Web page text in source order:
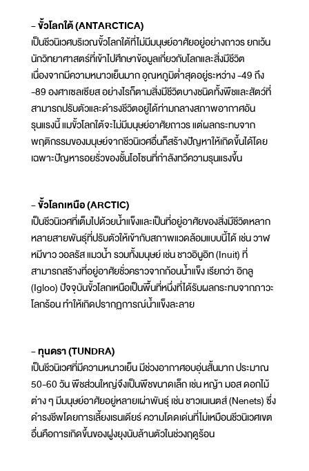
- ขั้วโลกใต้ (ANTARCTICA)
เป็นชีวนิเวศบริเวณขั้วโลกใต้ที่ไม่มีมนุษย์อาศัยอยู่อย่างถาวร ยกเว้น
นักวิทยาศาสตร์ที่เข้าไปศึกษาข้อมูลเกี่ยวกับโลกและสิ่งมีชีวิต
เนื่องจากมีความหนาวเย็นมาก อุณหภูมิต่ำสุดอยู่ระหว่าง -49 ถึง
-89 องศาเซลเซียส อย่างไรก็ตามสิ่งมีชีวิตบางชนิดทั้งพืชและสัตว์ที่
สามารถปรับตัวและดำรงชีวิตอยู่ได้ท่ามกลางสภาพอากาศอัน
รุนแรงนี้ แมขั้วโลกใต้จะไม่มีมนุษย์อาศัยถาวร แต่ผลกระทบจาก
พฤติกรรมของมนุษย์จากชีวนิเวศอื่นก็สร้างปัญหาให้เกิดขึ้นได้โดย
เฉพาะปัญหารอยรั่วของชั้นโอโซนที่กำลังทวีความรุนแรงขึ้น
- ขั้วโลกเหนือ (ARCTIC)
เป็นชีวนิเวศที่เต็มไปด้วยน้ำแข็งและเป็นที่อยู่อาศัยของสิ่งมีชีวิตหลาก
หลายสายพันธุ์ที่ปรับตัวให้เข้ากับสภาพแวดล้อมแบบนี้ได้ เช่น วาฬ
หมีขาว วอลรัส แมวน้ำ รวมทั้งมนุษย์ เช่น ชาวอินูอิท (Inuit) ที่
สามารถสร้างที่อยู่อาศัยชั่วคราวจากก้อนน้ำแข็ง เรียกว่า อิกลู
(Igloo) ปัจจุบันขั้วโลกเหนือเป็นพื้นที่หนึ่งที่ได้รับผลกระทบจากภาวะ
โลกร้อน ทำให้เกิดปรากฏการณ์น้ำแข็งละลาย
- ทุนดรา (TUNDRA)
เป็นชีวนิเวศที่มีความหนาวเย็น มีช่วงอากาศอบอุ่นสั้นมาก ประมาณ
50-60 วัน พืชส่วนใหญ่จึงเป็นพืชขนาดเล็ก เช่น หญ้า มอส ดอกไม้
ต่าง ๆ มีมนุษย์อาศัยอยู่หลายเผ่าพันธุ์ เช่น ชาวเนเนตส์ (Nenets) ซึ่ง
ดำรงชีพโดยการเลี้ยงเรนเดียร์ ความโดดเด่นที่ไม่เหมือนชีวนิเวศเขต
อื่นคือการเกิดขึ้นของฝูงยุงนับล้านตัวในช่วงฤดูร้อน